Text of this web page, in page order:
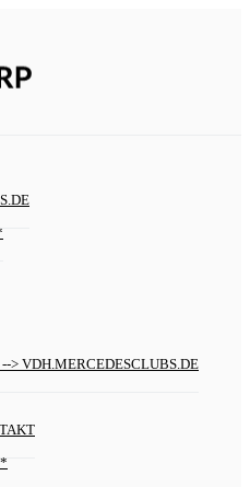
> VDH.MERCEDESCLUBS.DE